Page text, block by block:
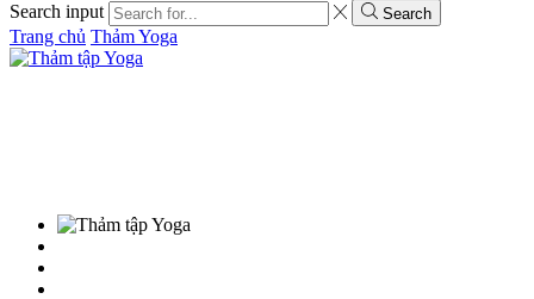
Search input
Search
Trang chủ Thảm Yoga